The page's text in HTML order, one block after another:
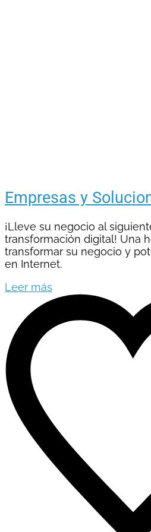
Empresas y
¡Lleve su negocio al
transformación digital! Una
transformar su negocio y
en Internet.
Leer más